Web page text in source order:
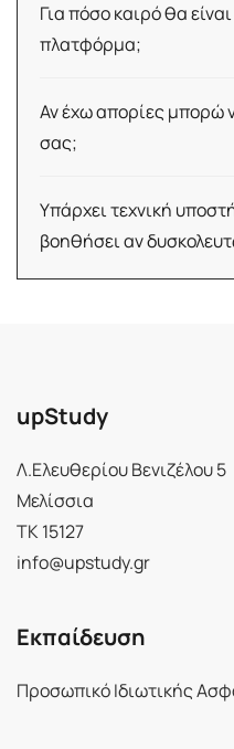
Για πόσο καιρό θα
πλατφόρμα;
Αν έχω απορίες μπορώ
σας;
Υπάρχει τεχνική
βοηθήσει αν
upStudy
Λ.Ελευθερίου Βενιζέλου 5
Μελίσσια
ΤΚ 15127
info@upstudy.gr
Εκπαίδευση
Προσωπικό Ιδιωτικής